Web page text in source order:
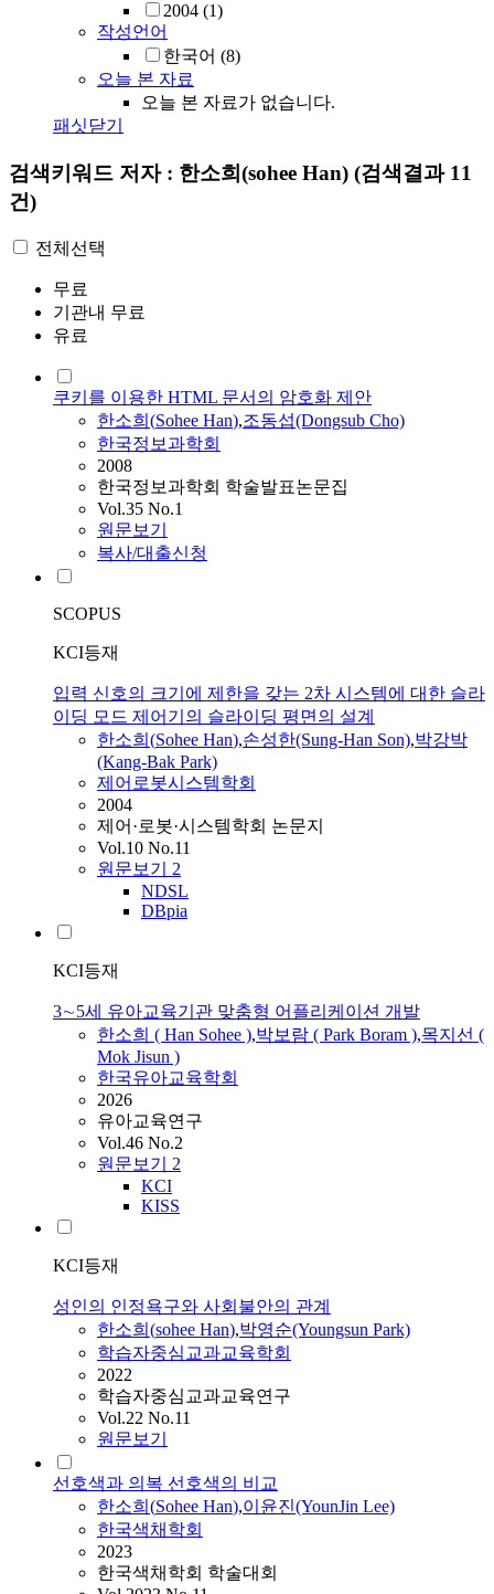
2004 (1)
작성언어
한국어 (8)
오늘 본 자료
오늘 본 자료가 없습니다.
패싯닫기
검색키워드 저자 : 한소희(sohee Han) (검색결과 11
건)
전체선택
무료
기관내 무료
유료
쿠키를 이용한 HTML 문서의 암호화 제안
한소희 (Sohee Han),조동섭(Dongsub Cho)
한국정보과학회
2008
한국정보과학회 학술발표논문집
Vol.35 No.1
원문보기
복사/대출신청
SCOPUS
KCI등재
입력 신호의 크기에 제한을 갖는 2차 시스템에 대한 슬라
이딩 모드 제어기의 슬라이딩 평면의 설계
한소희 (Sohee Han),손성한(Sung-Han Son),박강박
(Kang-Bak Park)
제어로봇시스템학회
2004
제어·로봇·시스템학회 논문지
Vol.10 No.11
원문보기 2
NDSL
DBpia
KCI등재
3∼5세 유아교육기관 맞춤형 어플리케이션 개발
한소희 ( Han Sohee ),박보람 ( Park Boram ),목지선 (
Mok Jisun )
한국유아교육학회
2026
유아교육연구
Vol.46 No.2
원문보기 2
KCI
KISS
KCI등재
성인의 인정욕구와 사회불안의 관계
한소희 (sohee Han),박영순(Youngsun Park)
학습자중심교과교육학회
2022
학습자중심교과교육연구
Vol.22 No.11
원문보기
선호색과 의복 선호색의 비교
한소희 (Sohee Han),이윤진(YounJin Lee)
한국색채학회
2023
한국색채학회 학술대회